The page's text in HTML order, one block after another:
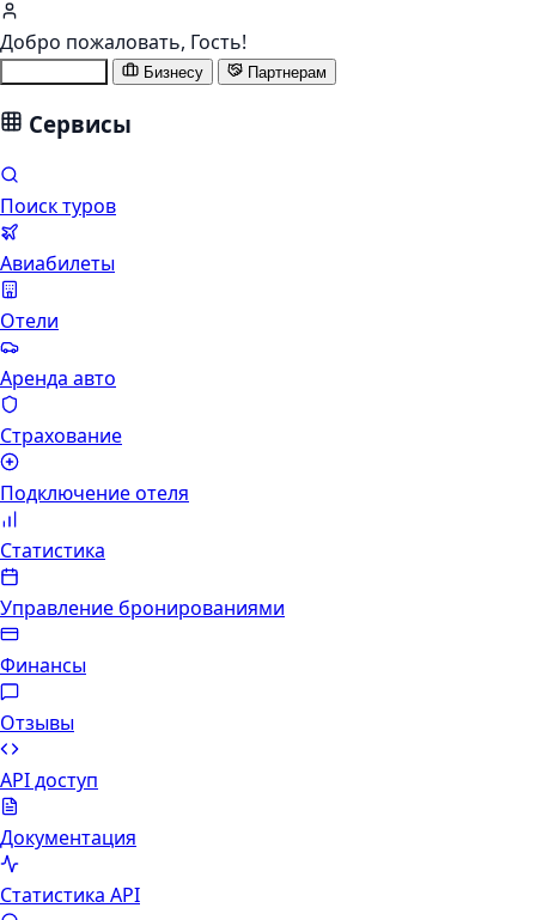
Добро пожаловать, Гость!
Бизнесу Партнерам
Сервисы
Поиск туров
Авиабилеты
Отели
Аренда авто
Страхование
Подключение отеля
Статистика
Управление бронированиями
Финансы
Отзывы
API доступ
Документация
Статистика API